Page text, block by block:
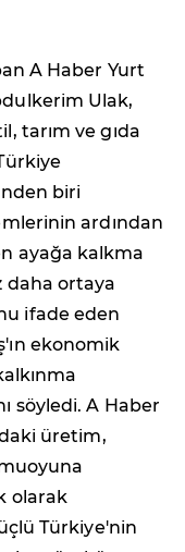
A Haber Yurt
Ulak,
tarım ve gıda
biri
ardından
ayağa kalkma
daha ortaya
ifade eden
ekonomik
söyledi. A Haber
üretim,
olarak
Türkiye'nin